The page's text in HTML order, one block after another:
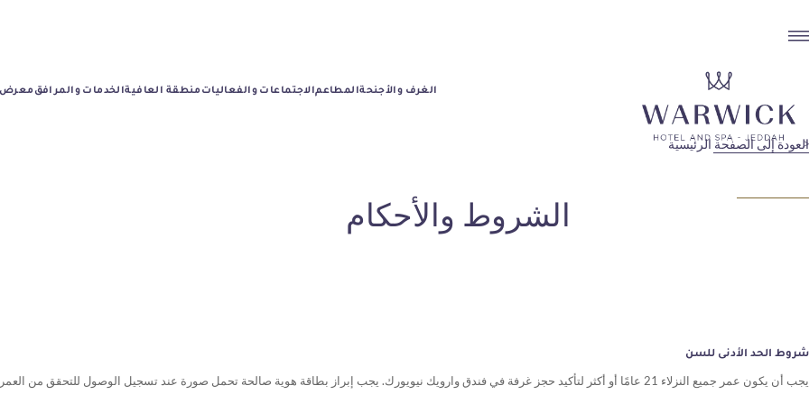
الغرف والأجنحةالمطاعمالاجتماعات والفعاليات منطقة العافيةالخدمات والمرافق معرض
الشروط والأحكام
العودة إلى الصفحة الرئيسية
شروط الحد الأدنى للسن
يجب أن يكون عمر جميع النزلاء 21 عامًا أو أكثر لتأكيد حجز غرفة في فندق وارويك نيويورك. يجب إبراز بطاقة هوية صالحة تحمل صورة عند تسجيل الوصول للتحقق من العمر.